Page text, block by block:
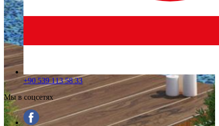
+90 539 113 58 33
Мы в соцсетях